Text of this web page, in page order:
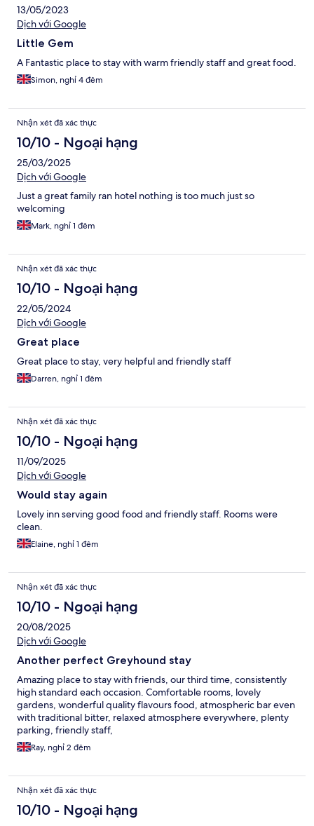
13/05/2023
Dịch với Google
Little Gem
A Fantastic place to stay with warm friendly staff and great food.
Simon, nghỉ 4 đêm
Nhận xét đã xác thực
10/10 - Ngoại hạng
25/03/2025
Dịch với Google
Just a great family ran hotel nothing is too much just so
welcoming
Mark, nghỉ 1 đêm
Nhận xét đã xác thực
10/10 - Ngoại hạng
22/05/2024
Dịch với Google
Great place
Great place to stay, very helpful and friendly staff
Darren, nghỉ 1 đêm
Nhận xét đã xác thực
10/10 - Ngoại hạng
11/09/2025
Dịch với Google
Would stay again
Lovely inn serving good food and friendly staff. Rooms were
clean.
Elaine, nghỉ 1 đêm
Nhận xét đã xác thực
10/10 - Ngoại hạng
20/08/2025
Dịch với Google
Another perfect Greyhound stay
Amazing place to stay with friends, our third time, consistently
high standard each occasion. Comfortable rooms, lovely
gardens, wonderful quality flavours food, atmospheric bar even
with traditional bitter, relaxed atmosphere everywhere, plenty
parking, friendly staff,
Ray, nghỉ 2 đêm
Nhận xét đã xác thực
10/10 - Ngoại hạng